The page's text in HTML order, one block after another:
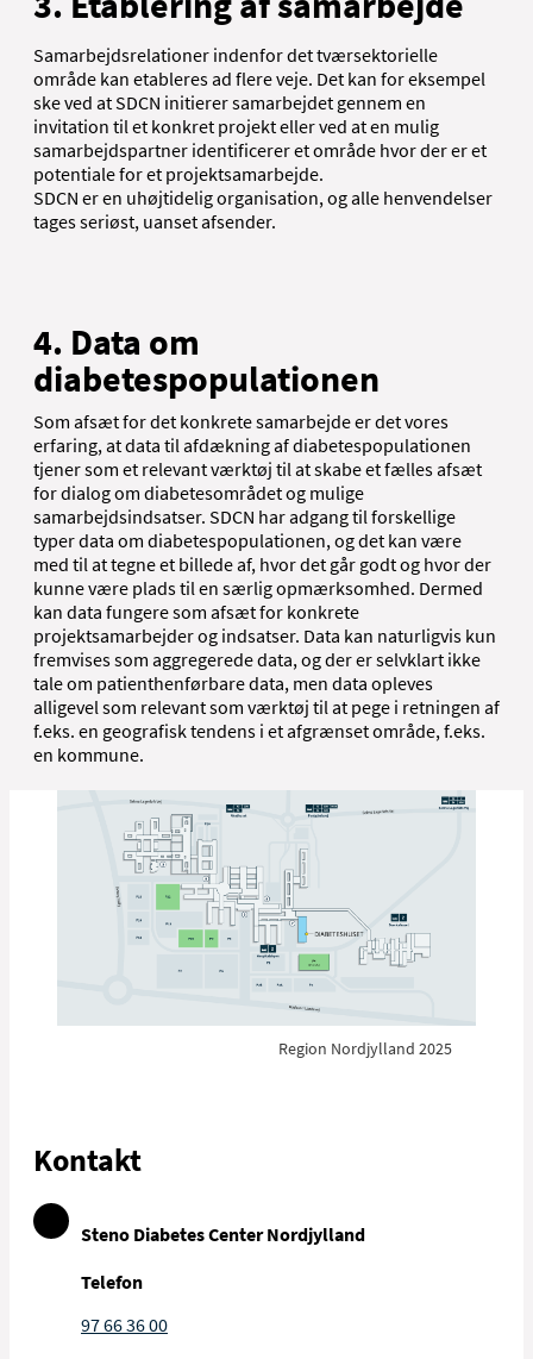
Samarbejdsrelationer indenfor det tværsektorielle
område kan etableres ad flere veje. Det kan for eksempel
ske ved at SDCN initierer samarbejdet gennem en
invitation til et konkret projekt eller ved at en mulig
samarbejdspartner identificerer et område hvor der er et
potentiale for et projektsamarbejde.
SDCN er en uhøjtidelig organisation, og alle henvendelser
tages seriøst, uanset afsender.
4. Data om
diabetespopulationen
Som afsæt for det konkrete samarbejde er det vores
erfaring, at data til afdækning af diabetespopulationen
tjener som et relevant værktøj til at skabe et fælles afsæt
for dialog om diabetesområdet og mulige
samarbejdsindsatser. SDCN har adgang til forskellige
typer data om diabetespopulationen, og det kan være
med til at tegne et billede af, hvor det går godt og hvor der
kunne være plads til en særlig opmærksomhed. Dermed
kan data fungere som afsæt for konkrete
projektsamarbejder og indsatser. Data kan naturligvis kun
fremvises som aggregerede data, og der er selvklart ikke
tale om patienthenførbare data, men data opleves
alligevel som relevant som værktøj til at pege i retningen af
f.eks. en geografisk tendens i et afgrænset område, f.eks.
en kommune.
Region Nordjylland 2025
Kontakt
Steno Diabetes Center Nordjylland
Telefon
97 66 36 00